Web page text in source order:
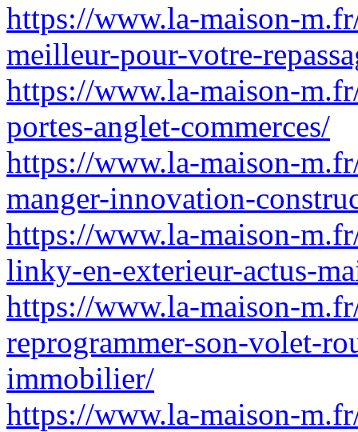
https://www.la-maison-
meilleur-pour-votre-
https://www.la-maison-
portes-anglet-commerces/
https://www.la-maison-
manger-innovation-
https://www.la-maison-
linky-en-exterieur-actus-
https://www.la-maison-
reprogrammer-son-volet-
immobilier/
https://www.la-maison-